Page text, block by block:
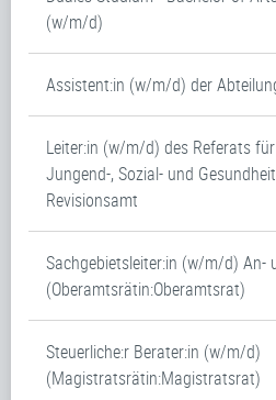
(w/m/d)
Assistent:in (w/m/d) der
Leiter:in (w/m/d) des Referats
Jungend-, Sozial- und
Revisionsamt
Sachgebietsleiter:in (w/m/d) An-
(Oberamtsrätin:Oberamtsrat)
Steuerliche:r Berater:in (w/m/d)
(Magistratsrätin:Magistratsrat)